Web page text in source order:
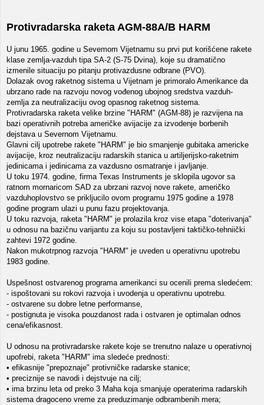
Protivradarska raketa AGM-88A/B HARM
U junu 1965. godine u Sevemom Vijetnamu su prvi put korišćene rakete
klase zemlja-vazduh tipa SA-2 (S-75 Dvina), koje su dramatično
izmenile situaciju po pitanju protivazdusne odbrane (PVO).
Dolazak ovog raketnog sistema u Vijetnam je primoralo Amerikance da
ubrzano rade na razvoju novog vođenog ubojnog sredstva vazduh-
zemlja za neutralizaciju ovog opasnog raketnog sistema.
Protivradarska raketa velike brzine "HARM" (AGM-88) je razvijena na
bazi operativnih potreba američke avijacije za izvodenje borbenih
dejstava u Severnom Vijetnamu.
Glavni cilj upotrebe rakete "HARM" je bio smanjenje gubitaka americke
avijacije, kroz neutralizaciju radarskih stanica u artiljerijsko-raketnim
jedinicama i jedinicama za vazdusno osmatranje i javljanje.
U toku 1974. godine, firma Texas Instruments je sklopila ugovor sa
ratnom mornaricom SAD za ubrzani razvoj nove rakete, američko
vazduhoplovstvo se prikljucilo ovom programu 1975 godine a 1978
godine program ulazi u punu fazu projektovanja.
U toku razvoja, raketa "HARM" je prolazila kroz vise etapa "doterivanja"
u odnosu na bazičnu varijantu za koju su postavljeni taktičko-tehniički
zahtevi 1972 godine.
Nakon mukotrpnog razvoja "HARM" je uveden u operativnu upotrebu
1983 godine.
Uspešnost ostvarenog programa amerikanci su ocenili prema sledećem:
- ispoštovani su rokovi razvoja i uvodenja u operativnu upotrebu.
- ostvarene su dobre letne performanse,
- postignuta je visoka pouzdanost rada i ostvaren je optimalan odnos
cena/efikasnost.
U odnosu na protivradarske rakete koje se trenutno nalaze u operativnoj
upofrebi, raketa "HARM" ima sledeće prednosti:
• efikasnije "prepoznaje" protivničke radarske stanice;
• preciznije se navodi i dejstvuje na cilj;
• ima brzinu leta od preko 3 Maha koja smanjuje operaterima radarskih
sistema dragoceno vreme za preduzimanje odbrambenih mera;